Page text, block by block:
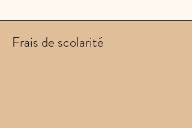
Frais de scolarité